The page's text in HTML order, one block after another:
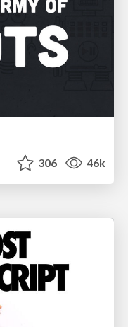
306 46k